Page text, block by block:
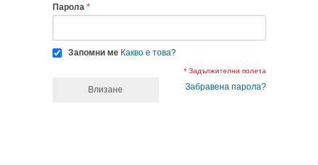
Парола
Запомни ме Какво е това?
* Задължителни полета
Забравена парола?
Влизане